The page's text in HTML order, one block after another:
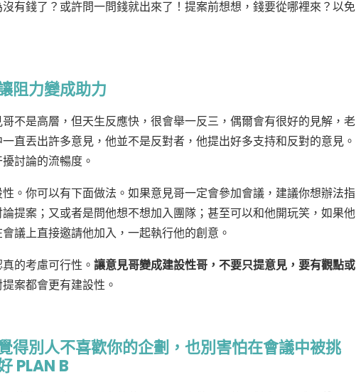
有錢了？或許問一問錢就出來了！提案前想想，錢要從哪裡來？以免
阻力變成助力
不是高層，但天生反應快，很會舉一反三，偶爾會有很好的見解，老
直丟出許多意見，他並不是反對者，他提出好多支持和反對的意見。
討論的流暢度。
。你可以有下面做法。如果意見哥一定會參加會議，建議你想辦法指
提案；又或者是問他想不想加入團隊；甚至可以和他開玩笑，如果他
議上直接邀請他加入，一起執行他的創意。
的考慮可行性。 讓意見哥變成建設性哥，不要只提意見，要有觀點或
案都會更有建設性。
得別人不喜歡你的企劃，也別害怕在會議中被挑
PLAN B